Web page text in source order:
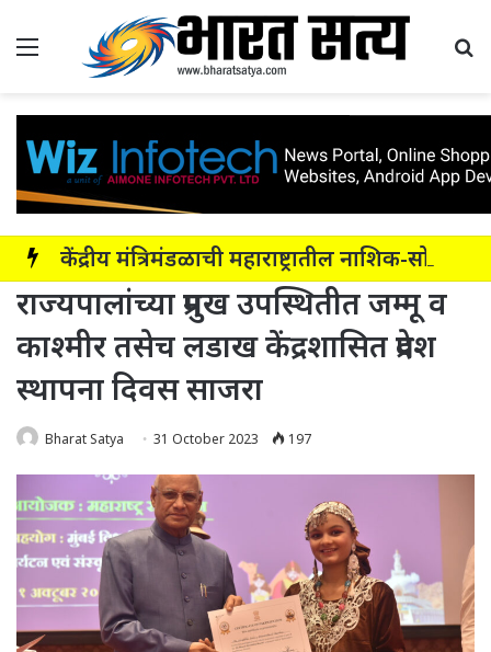
Menu
केंद्रीय मंत्रिमंडळाची महाराष्ट्रातील नाशिक-सोलापूर-अक्कलकोट या सहा पदरी ग्रीनफील्ड कॉरिडॉरला मंजुरी
राज्यपालांच्या प्रमुख उपस्थितीत जम्मू व
काश्मीर तसेच लडाख केंद्रशासित प्रदेश
स्थापना दिवस साजरा
Bharat Satya 31 October 2023 197